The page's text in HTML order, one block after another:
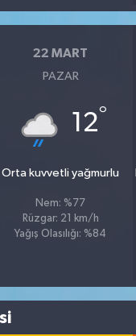
22 MART
PAZAR
12°
Orta kuvvetli yağmurlu
Nem: %77
Rüzgar: 21 km/h
Yağış Olasılığı: %84